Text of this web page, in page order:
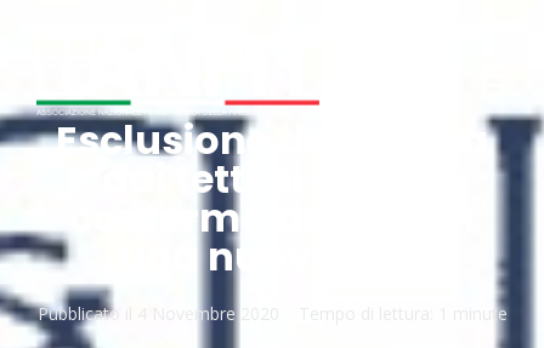
Esclusione della posa
dai tetti di spesa:
conferma dal MEF in
una nuova FAQ
Pubblicato il 4 Novembre 2020 1 minute